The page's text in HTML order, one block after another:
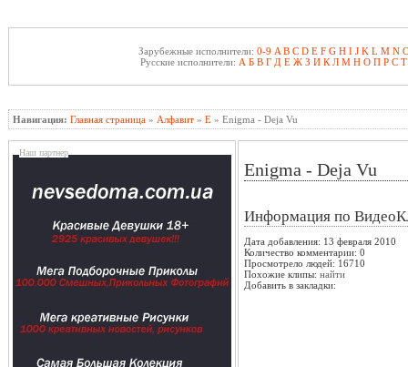
Зарубежные исполнители: 0-9 A B C D E F G H I J K L M N
Русские исполнители: А Б В Г Д Е Ж З И К Л М Н О П Р С Т
Навигация: Главная страница » Алфавит » E » Enigma - Deja Vu
Наш партнер
Enigma - Deja Vu
Информация по
Дата добавления: 13 февраля 2010
Количество комментарии: 0
Просмотрело людей: 16710
Похожие клипы: найти
Добавить в закладки: